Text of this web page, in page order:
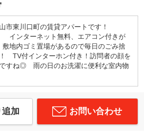
市東川口町の賃貸アパートです！
インターネット無料、エアコン付きが
地内ゴミ置場があるので毎日のごみ捨
TV付インターホン付き！訪問者の顔を
すね◎ 雨の日のお洗濯に便利な室内物
加 お問い合わせ